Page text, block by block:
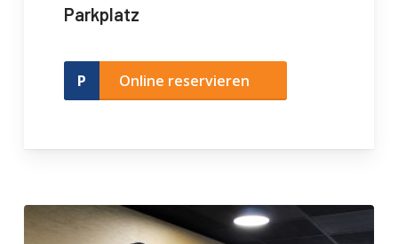
Parkplatz
Online reservieren
Travelicious